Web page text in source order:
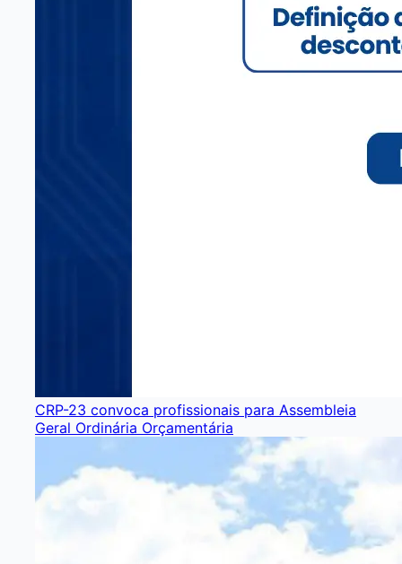
CRP-23 convoca profissionais para Assembleia
Geral Ordinária Orçamentária